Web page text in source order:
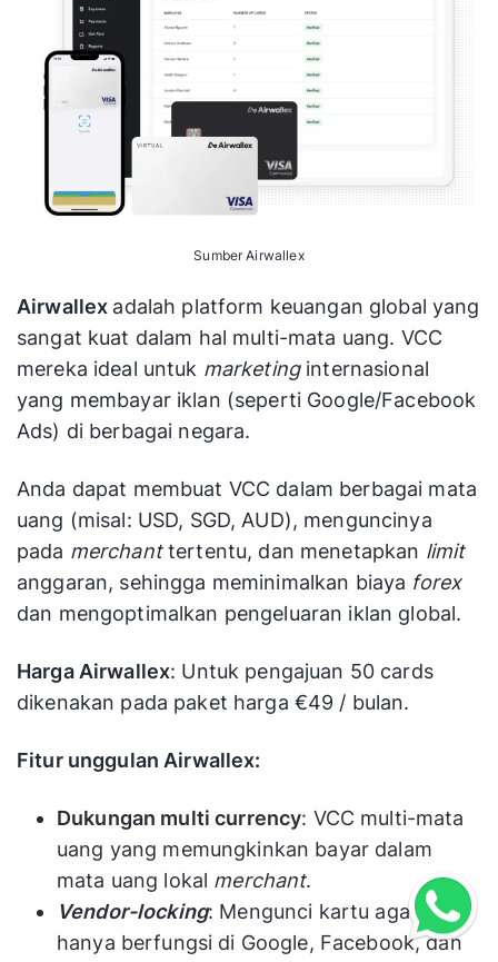
Sumber Airwallex
Airwallex adalah platform keuangan global yang
sangat kuat dalam hal multi-mata uang. VCC
mereka ideal untuk marketinginternasional
yang membayar iklan (seperti Google/Facebook
Ads) di berbagai negara.
Anda dapat membuat VCC dalam berbagai mata
uang (misal: USD, SGD, AUD), menguncinya
pada merchanttertentu, dan menetapkan limit
anggaran, sehingga meminimalkan biaya forex
dan mengoptimalkan pengeluaran iklan global.
Harga Airwallex: Untuk pengajuan 50 cards
dikenakan pada paket harga €49 / bulan.
Fitur unggulan Airwallex:
Dukungan multi currency: VCC multi-mata
uang yang memungkinkan bayar dalam
mata uang lokal merchant.
Vendor-locking: Mengunci kartu agar
hanya berfungsi di Google, Facebook, dan